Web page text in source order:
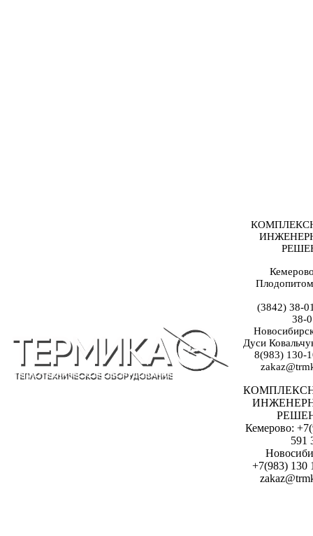
(3842) 38-
38-
Дуси
8(983) 130-
Кемерово:
591
+7(983) 130